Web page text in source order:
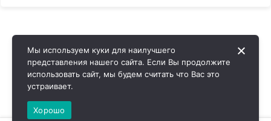
Мы используем куки для наилучшего
представления нашего сайта. Если Вы продолжите
использовать сайт, мы будем считать что Вас это
устраивает.
Хорошо